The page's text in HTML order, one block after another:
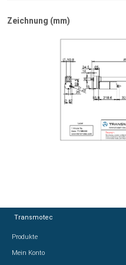
Zeichnung (mm)
Transmotec
Produkte
Mein Konto
Transmotec
Produkte
Mein Konto